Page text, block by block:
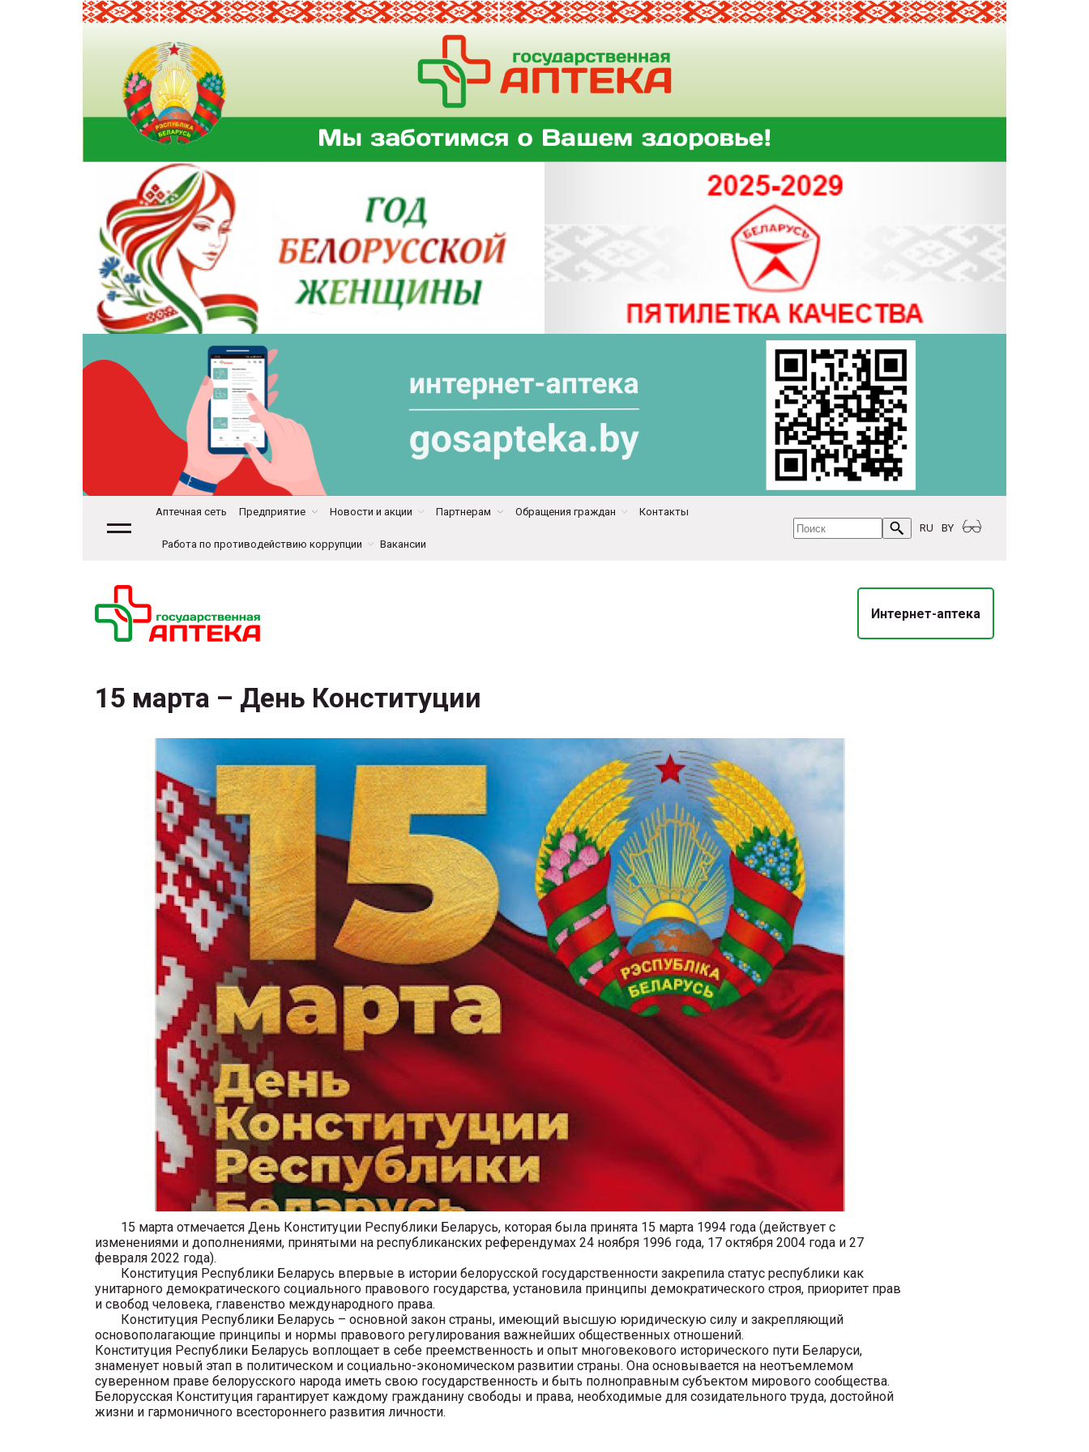
Аптечная сеть Предприятие Новости и акции Партнерам Обращения граждан Контакты
Работа по противодействию коррупции Вакансии
RU BY
Интернет-аптека
15 марта – День Конституции
15 марта отмечается День Конституции Республики Беларусь, которая была принята 15 марта 1994 года (действует с
изменениями и дополнениями, принятыми на республиканских референдумах 24 ноября 1996 года, 17 октября 2004 года и 27
февраля 2022 года).
Конституция Республики Беларусь впервые в истории белорусской государственности закрепила статус республики как
унитарного демократического социального правового государства, установила принципы демократического строя, приоритет прав
и свобод человека, главенство международного права.
Конституция Республики Беларусь – основной закон страны, имеющий высшую юридическую силу и закрепляющий
основополагающие принципы и нормы правового регулирования важнейших общественных отношений.
Конституция Республики Беларусь воплощает в себе преемственность и опыт многовекового исторического пути Беларуси,
знаменует новый этап в политическом и социально-экономическом развитии страны. Она основывается на неотъемлемом
суверенном праве белорусского народа иметь свою государственность и быть полноправным субъектом мирового сообщества.
Белорусская Конституция гарантирует каждому гражданину свободы и права, необходимые для созидательного труда, достойной
жизни и гармоничного всестороннего развития личности.